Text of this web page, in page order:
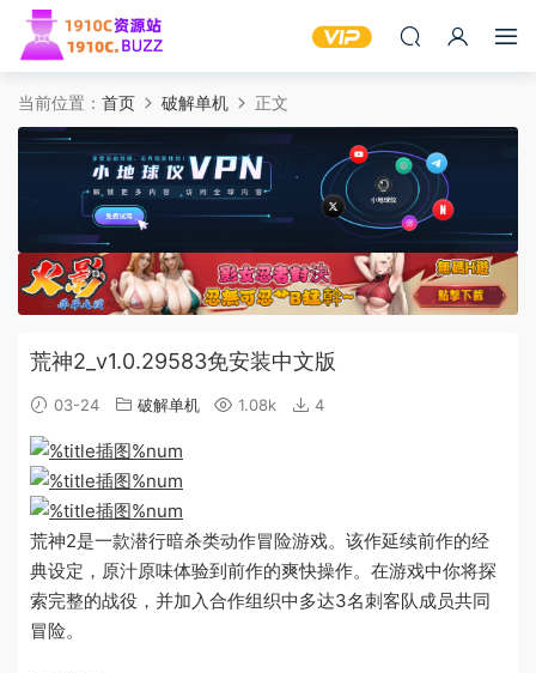
当前位置： 首页 破解单机 正文
荒神2_v1.0.29583免安装中文版
03-24 破解单机 1.08k 4
荒神2是一款潜行暗杀类动作冒险游戏。该作延续前作的经
典设定，原汁原味体验到前作的爽快操作。在游戏中你将探
索完整的战役，并加入合作组织中多达3名刺客队成员共同
冒险。